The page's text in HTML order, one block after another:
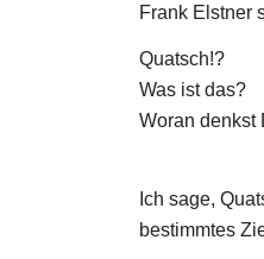
Frank Elstner
Quatsch!?
Was ist das?
Woran denkst
Ich sage,
bestimmtes